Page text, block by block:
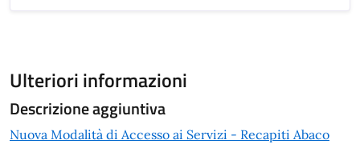
Ulteriori informazioni
Descrizione aggiuntiva
Nuova Modalità di Accesso ai Servizi - Recapiti Abaco